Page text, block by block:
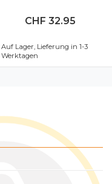
CHF 32.95
Auf Lager, Lieferung in 1-3
Werktagen